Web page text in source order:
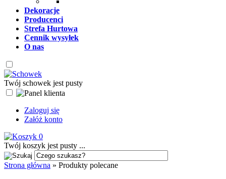
Dekoracje
Producenci
Strefa Hurtowa
Cennik wysyłek
O nas
Twój schowek jest pusty
Zaloguj się
Załóż konto
0
Twój koszyk jest pusty ...
Strona główna » Produkty polecane